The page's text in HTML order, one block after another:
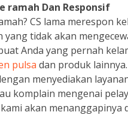
ramah Dan Responsif
CS lama merespon
yang tidak akan
Anda yang pernah
pulsa dan produk
menyediakan
komplain mengenai
akan menanggapinya